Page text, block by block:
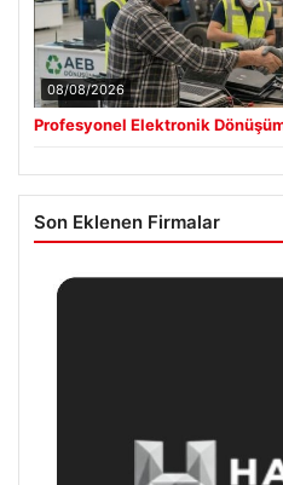
08/08/2026
Profesyonel Elektronik
Son Eklenen Firmalar